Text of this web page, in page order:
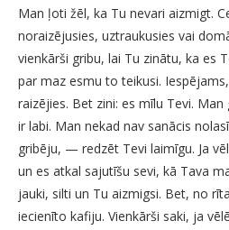
Man ļoti žēl, ka Tu nevari aizmigt.
noraizējusies, uztraukusies vai
vienkārši gribu, lai Tu zinātu, ka es
par maz esmu to teikusi.
raizējies. Bet zini: es mīlu Tevi.
ir labi. Man nekad nav sanācis
gribēju, — redzēt Tevi laimīgu. Ja
un es atkal sajutīšu sevi, kā Tava
jauki, silti un Tu aizmigsi. Bet, no
iecienīto kafiju. Vienkārši saki, ja